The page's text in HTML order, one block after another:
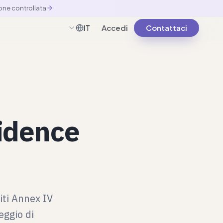
controllata
IT
ItalianoAccedi Contattaci
Annex IV
di